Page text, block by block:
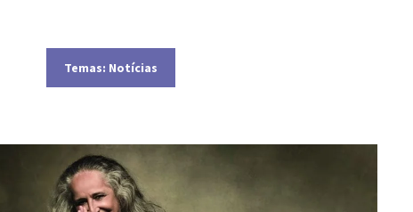
Temas: Notícias